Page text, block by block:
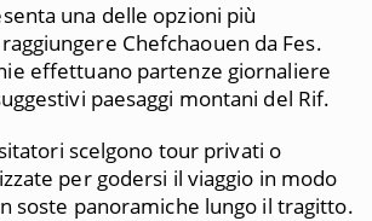
una delle opzioni più
Chefchaouen da Fes.
effettuano partenze giornaliere
paesaggi montani del Rif.
scelgono tour privati o
per godersi il viaggio in modo
soste panoramiche lungo il tragitto.